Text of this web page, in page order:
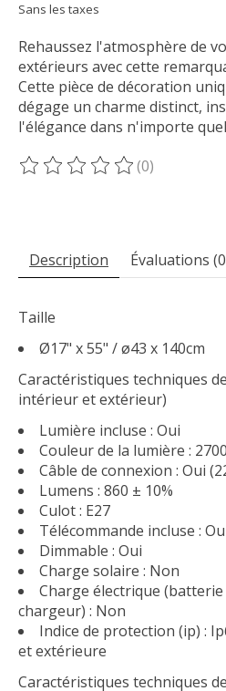
Sans les taxes
Rehaussez l'atmosphère de
extérieurs avec cette
Cette pièce de décoration
dégage un charme distinct,
l'élégance dans n'importe
Ce produit est évalué à
(0)
Description Évaluations
Taille
Ø17" x 55" / ø43 x 140cm
Caractéristiques techniques
intérieur et extérieur)
Lumière incluse : Oui
Couleur de la lumière :
Câble de connexion : Oui
Lumens : 860 ± 10%
Culot : E27
Télécommande incluse :
Dimmable : Oui
Charge solaire : Non
Charge électrique
chargeur) : Non
Indice de protection (ip) :
et extérieure
Caractéristiques techniques